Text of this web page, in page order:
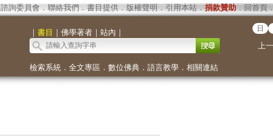
諮詢委員會． 聯絡我們 ． 書目提供． 版權聲明 ． 引用本站． 捐款贊助．回首頁
｜ 書目 ｜ 佛學著者｜ 站內 ｜ 日
上
檢索系統． 全文專區 ． 數位佛典． 語言教學． 相關連結